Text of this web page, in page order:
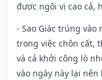
được ngôi vị cao cả,
- Sao Giác trúng vào
trong việc chôn cất,
và cả khởi công lò
vào ngày này lại